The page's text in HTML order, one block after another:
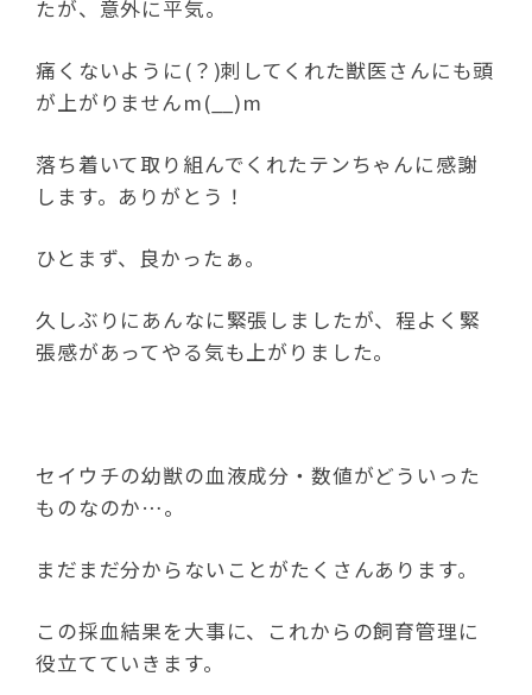
たが、意外に平気。
痛くないように(？)刺してくれた獣医さんにも頭
が上がりませんm(__)m
落ち着いて取り組んでくれたテンちゃんに感謝
します。ありがとう！
ひとまず、良かったぁ。
久しぶりにあんなに緊張しましたが、程よく緊
張感があってやる気も上がりました。
セイウチの幼獣の血液成分・数値がどういった
ものなのか…。
まだまだ分からないことがたくさんあります。
この採血結果を大事に、これからの飼育管理に
役立てていきます。